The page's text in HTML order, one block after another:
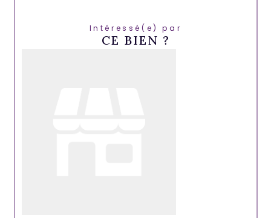
Intéressé(e) par
CE BIEN ?